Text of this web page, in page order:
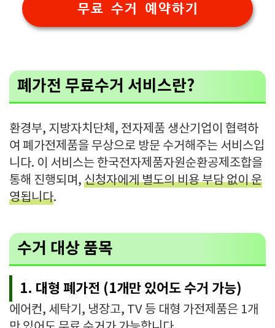
무료 수거 예약하기
폐가전 무료수거 서비스란?
환경부, 지방자치단체, 전자제품 생산기업이 협력하
여 폐가전제품을 무상으로 방문 수거해주는 서비스입
니다. 이 서비스는 한국전자제품자원순환공제조합을
통해 진행되며, 신청자에게 별도의 비용 부담 없이 운
영됩니다.
수거 대상 품목
1. 대형 폐가전 (1개만 있어도 수거 가능)
에어컨, 세탁기, 냉장고, TV 등 대형 가전제품은 1개